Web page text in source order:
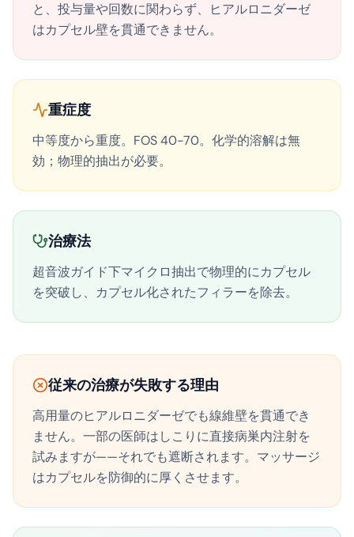
と、投与量や回数に関わらず、ヒアルロニダーゼ
はカプセル壁を貫通できません。
重症度
中等度から重度。FOS 40-70。化学的溶解は無
効；物理的抽出が必要。
治療法
超音波ガイド下マイクロ抽出で物理的にカプセル
を突破し、カプセル化されたフィラーを除去。
従来の治療が失敗する理由
高用量のヒアルロニダーゼでも線維壁を貫通でき
ません。一部の医師はしこりに直接病巣内注射を
試みますが——それでも遮断されます。マッサージ
はカプセルを防御的に厚くさせます。